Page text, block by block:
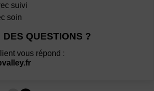
suivi
soin
DES QUESTIONS ?
vous répond :